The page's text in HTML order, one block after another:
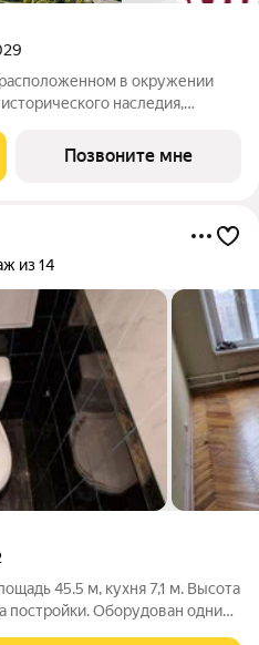
в окружении
наследия,
на 7 этаже 39-этажного
Позвоните мне
из 14
постройки. Оборудован одним